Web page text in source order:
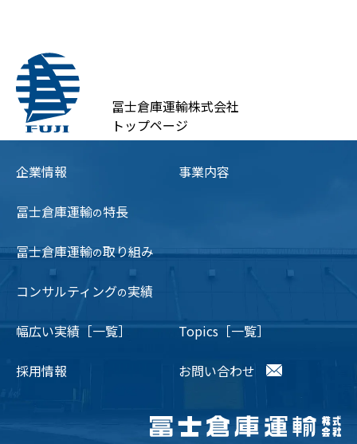
冨士倉庫運輸株式会社
トップページ
企業情報 事業内容
冨士倉庫運輸の特長
冨士倉庫運輸の取り組み
コンサルティングの実績
幅広い実績［一覧］ Topics［一覧］
採用情報 お問い合わせ